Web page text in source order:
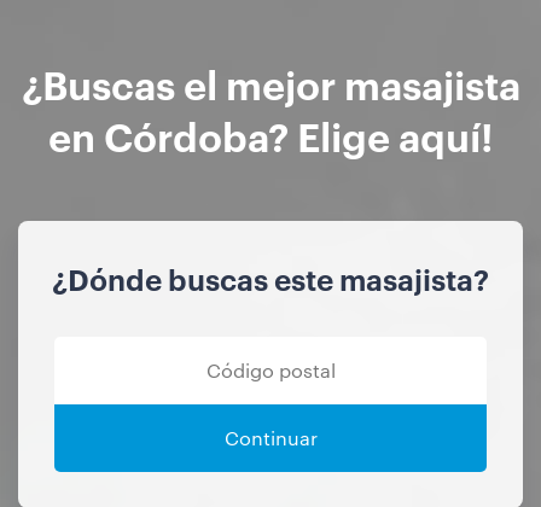
¿Buscas el mejor masajista
en Córdoba? Elige aquí!
¿Dónde buscas este masajista?
Continuar